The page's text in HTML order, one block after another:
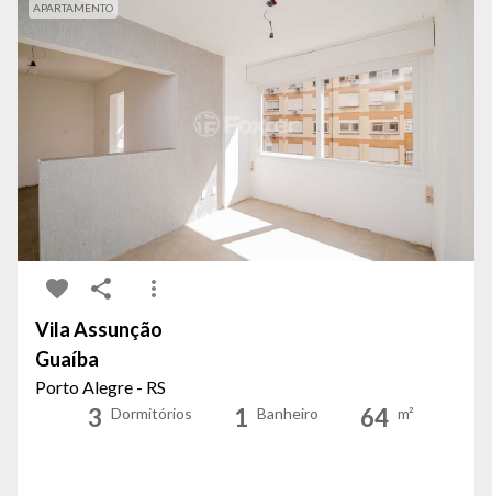
APARTAMENTO
Vila Assunção
Guaíba
Porto Alegre - RS
3 Dormitórios 1 Banheiro 64 m²